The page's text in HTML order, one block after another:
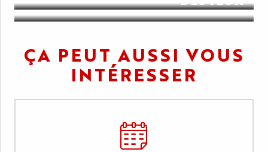
ÇA PEUT AUSSI VOUS
INTÉRESSER